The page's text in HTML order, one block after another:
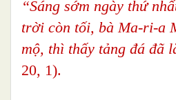
“Sáng sớm ngày thứ
trời còn tối, bà Ma-ri-a
mộ, thì thấy tảng đá đã
20, 1).